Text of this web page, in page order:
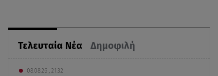
Τελευταία Νέα Δημοφιλή
08.08.26 , 21:32